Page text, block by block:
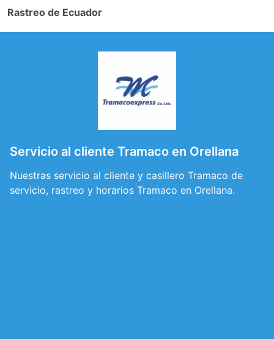
Rastreo de Ecuador
Servicio al cliente Tramaco en Orellana
Nuestras servicio al cliente y casillero Tramaco de
servicio, rastreo y horarios Tramaco en Orellana.